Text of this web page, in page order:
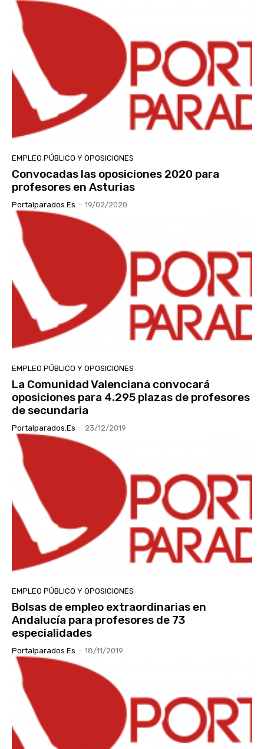
EMPLEO PÚBLICO Y OPOSICIONES
Convocadas las oposiciones 2020 para
profesores en Asturias
Portalparados.es - 19/02/2020
EMPLEO PÚBLICO Y OPOSICIONES
La Comunidad Valenciana convocará
oposiciones para 4.295 plazas de profesores
de secundaria
Portalparados.es - 23/12/2019
EMPLEO PÚBLICO Y OPOSICIONES
Bolsas de empleo extraordinarias en
Andalucía para profesores de 73
especialidades
Portalparados.es - 18/11/2019